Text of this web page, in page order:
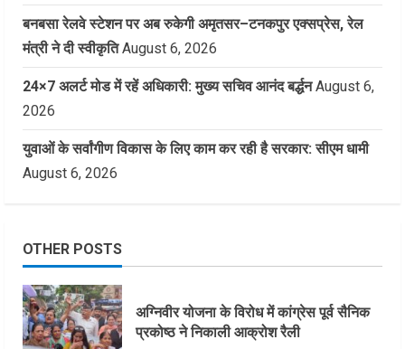
बनबसा रेलवे स्टेशन पर अब रुकेगी अमृतसर–टनकपुर एक्सप्रेस, रेल
मंत्री ने दी स्वीकृति August 6, 2026
24×7 अलर्ट मोड में रहें अधिकारी: मुख्य सचिव आनंद बर्द्धन August 6,
2026
युवाओं के सर्वांगीण विकास के लिए काम कर रही है सरकार: सीएम धामी
August 6, 2026
OTHER POSTS
अग्निवीर योजना के विरोध में कांग्रेस पूर्व सैनिक
प्रकोष्ठ ने निकाली आक्रोश रैली